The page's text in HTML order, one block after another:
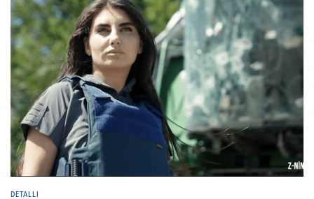
DETALLI